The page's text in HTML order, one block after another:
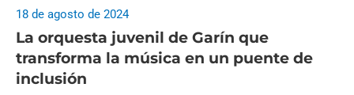
La orquesta juvenil de Garín que
transforma la música en un puente de
inclusión
18 de agosto de 2024